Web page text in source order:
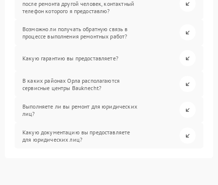
после ремонта другой человек, контактный
телефон которого я предоставлю?
Возможно ли получать обратную связь в
процессе выполнения ремонтных работ?
Какую гарантию вы предоставляете?
В каких районах Орла располагаются
сервисные центры Bauknecht?
Выполняете ли вы ремонт для юридических
лиц?
Какую документацию вы предоставляете
для юридических лиц?